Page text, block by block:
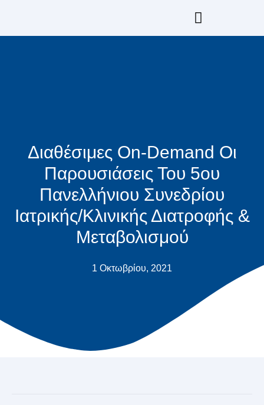
Διαθέσιμες On-Demand Οι
Παρουσιάσεις Του 5ου
Πανελλήνιου Συνεδρίου
Ιατρικής/Κλινικής Διατροφής &
Μεταβολισμού
1 Οκτωβρίου, 2021